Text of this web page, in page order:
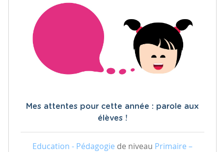
Mes attentes pour cette année : parole aux
élèves !
Education - Pédagogie de niveau Primaire –